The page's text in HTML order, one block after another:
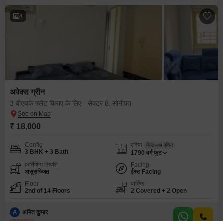
4
अपेक्स ग्रीन
3 बीएचके फ्लैट किराए के लिए - सेक्टर 8, सोनीपत
₹ 18,000
Config
3 BHK + 3 Bath
एरिया बिल्ट-अप एरिया
1790 वर्ग फुट
फर्निशिंग स्थिति
असुसज्जित
Facing
ईस्ट Facing
Floor
2nd of 14 Floors
पार्किंग
2 Covered + 2 Open
A अमित कुमार